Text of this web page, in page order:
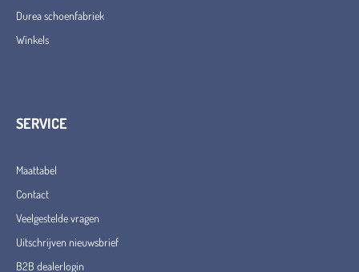
Durea schoenfabriek
Winkels
SERVICE
Maattabel
Contact
Veelgestelde vragen
Uitschrijven nieuwsbrief
B2B dealerlogin